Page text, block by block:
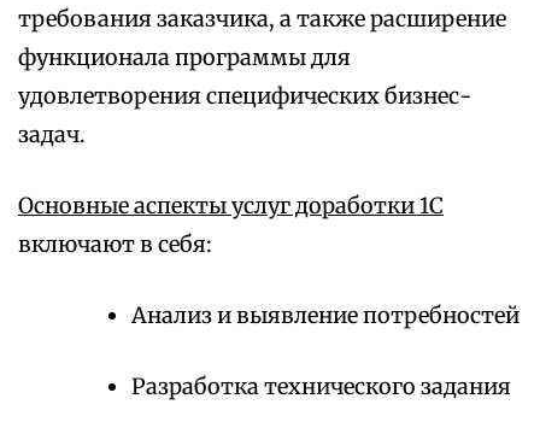
требования заказчика, а также расширение
функционала программы для
удовлетворения специфических бизнес-
задач.
Основные аспекты услуг доработки 1С
включают в себя:
Анализ и выявление потребностей
Разработка технического задания